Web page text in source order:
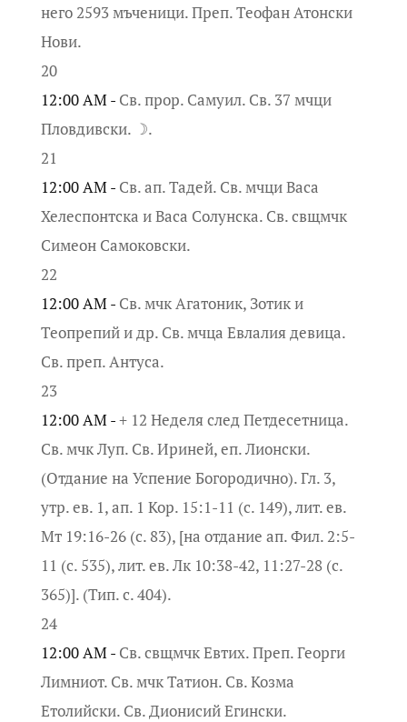
него 2593 мъченици. Преп. Теофан Атонски
Нови.
20
12:00 AM - Св. прор. Самуил. Св. 37 мчци
Пловдивски. ☽.
21
12:00 AM - Св. ап. Тадей. Св. мчци Васа
Хелеспонтска и Васа Солунска. Св. свщмчк
Симеон Самоковски.
22
12:00 AM - Св. мчк Агатоник, Зотик и
Теопрепий и др. Св. мчца Евлалия девица.
Св. преп. Антуса.
23
12:00 AM -+ 12 Неделя след Петдесетница.
Св. мчк Луп. Св. Ириней, еп. Лионски.
(Отдание на Успение Богородично). Гл. 3,
утр. ев. 1, ап. 1 Кор. 15:1-11 (с. 149), лит. ев.
Мт 19:16-26 (с. 83), [на отдание ап. Фил. 2:5-
11 (с. 535), лит. ев. Лк 10:38-42, 11:27-28 (с.
365)]. (Тип. с. 404).
24
12:00 AM - Св. свщмчк Евтих. Преп. Георги
Лимниот. Св. мчк Татион. Св. Козма
Етолийски. Св. Дионисий Егински.